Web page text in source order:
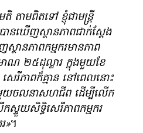
តាម​ពិត​ទៅ ខ្ញុំ​ជា​មន្ត្រី​
ាន​ឃើញ​ស្ថានភាព​ជាក់ស្តែង​
ានភាព​កម្មករ​មាន​ភាព​
ាណ ២៥​ដុល្លារ ក្នុង​មួយ​ខែ
េរីភាព​ក៏​គ្មាន នៅ​ពេល​នោះ​
ចលនា​សហជីព ដើម្បី​លើក​
ស្ទួយ​សិទ្ធិ​សេរីភាព​កម្មករ
»។